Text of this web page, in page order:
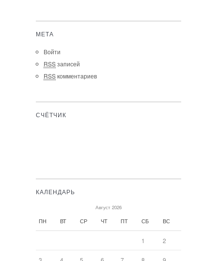
МЕТА
Войти
RSSзаписей
RSSкомментариев
СЧЁТЧИК
КАЛЕНДАРЬ
Август 2026
ПН ВТ СР ЧТ ПТ СБ ВС
1 2